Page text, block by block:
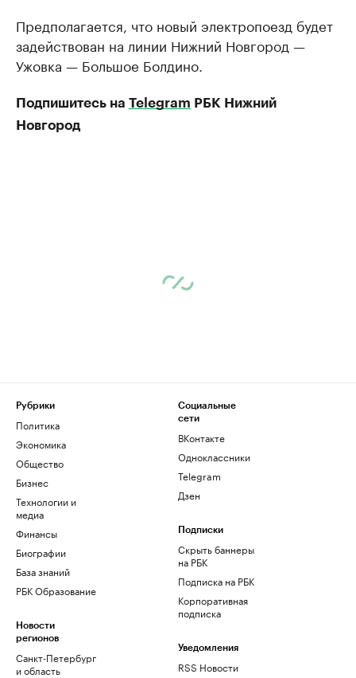
Предполагается, что новый электропоезд будет
задействован на линии Нижний Новгород —
Ужовка — Большое Болдино.
Подпишитесь на Telegram РБК Нижний
Новгород
Рубрики
Политика
Экономика
Общество
Бизнес
Технологии и
медиа
Финансы
Биографии
База знаний
РБК Образование
Новости
регионов
Санкт-Петербург
и область
Социальные
сети
ВКонтакте
Одноклассники
Telegram
Дзен
Подписки
Скрыть баннеры
на РБК
Подписка на РБК
Корпоративная
подписка
Уведомления
RSS Новости